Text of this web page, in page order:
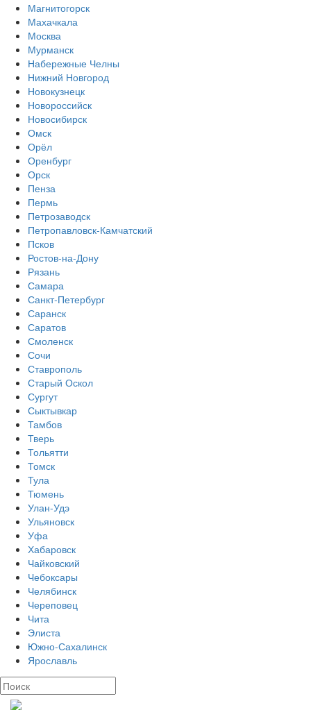
Магнитогорск
Махачкала
Москва
Мурманск
Набережные Челны
Нижний Новгород
Новокузнецк
Новороссийск
Новосибирск
Омск
Орёл
Оренбург
Орск
Пенза
Пермь
Петрозаводск
Петропавловск-Камчатский
Псков
Ростов-на-Дону
Рязань
Самара
Санкт-Петербург
Саранск
Саратов
Смоленск
Сочи
Ставрополь
Старый Оскол
Сургут
Сыктывкар
Тамбов
Тверь
Тольятти
Томск
Тула
Тюмень
Улан-Удэ
Ульяновск
Уфа
Хабаровск
Чайковский
Чебоксары
Челябинск
Череповец
Чита
Элиста
Южно-Сахалинск
Ярославль